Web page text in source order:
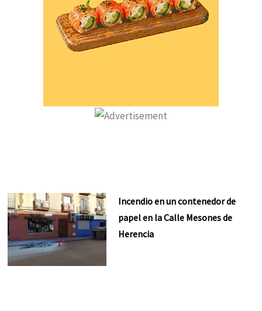
Incendio en un contenedor de
papel en la Calle Mesones de
Herencia